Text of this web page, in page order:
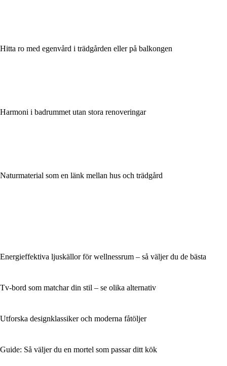
Hitta ro med egenvård i trädgården eller på balkongen
Harmoni i badrummet utan stora renoveringar
Naturmaterial som en länk mellan hus och trädgård
Energieffektiva ljuskällor för wellnessrum – så väljer du de bästa
Tv-bord som matchar din stil – se olika alternativ
Utforska designklassiker och moderna fåtöljer
Guide: Så väljer du en mortel som passar ditt kök